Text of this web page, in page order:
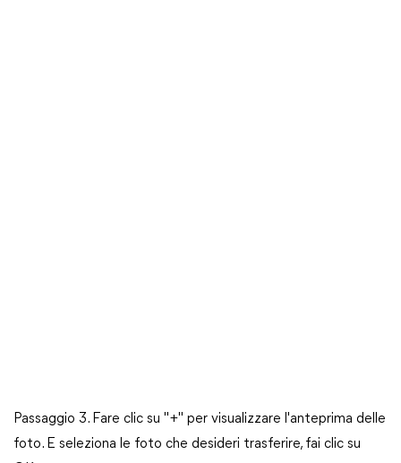
Passaggio 3. Fare clic su "+" per visualizzare l'anteprima delle
foto. E seleziona le foto che desideri trasferire, fai clic su